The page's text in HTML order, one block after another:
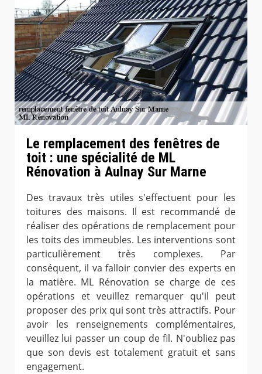
Le remplacement des fenêtres de
toit : une spécialité de ML
Rénovation à Aulnay Sur Marne
Des travaux très utiles s'effectuent pour les
toitures des maisons. Il est recommandé de
réaliser des opérations de remplacement pour
les toits des immeubles. Les interventions sont
particulièrement très complexes. Par
conséquent, il va falloir convier des experts en
la matière. ML Rénovation se charge de ces
opérations et veuillez remarquer qu'il peut
proposer des prix qui sont très attractifs. Pour
avoir les renseignements complémentaires,
veuillez lui passer un coup de fil. N'oubliez pas
que son devis est totalement gratuit et sans
engagement.